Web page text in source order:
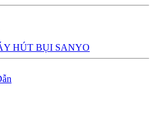
HÚT BỤI SANYO